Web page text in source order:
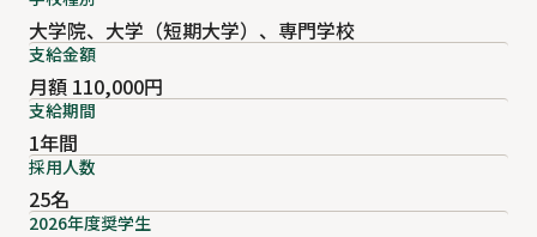
大学院、大学（短期大学）、専門学校
支給金額
月額 110,000円
支給期間
1年間
採用人数
25名
2026年度奨学生